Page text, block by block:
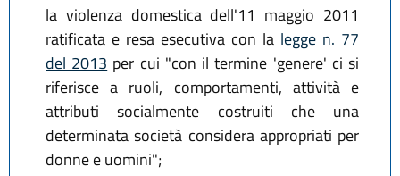
la violenza domestica dell'11 maggio 2011
ratificata e resa esecutiva con la legge n. 77
del 2013 per cui "con il termine 'genere' ci si
riferisce a ruoli, comportamenti, attività e
attributi socialmente costruiti che una
determinata società considera appropriati per
donne e uomini";